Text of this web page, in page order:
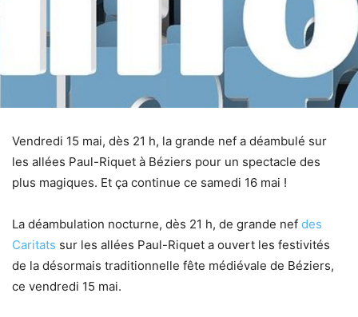
Vendredi 15 mai, dès 21 h, la grande nef a déambulé sur
les allées Paul-Riquet à Béziers pour un spectacle des
plus magiques. Et ça continue ce samedi 16 mai !
La déambulation nocturne, dès 21 h, de grande nef des
Caritats sur les allées Paul-Riquet a ouvert les festivités
de la désormais traditionnelle fête médiévale de Béziers,
ce vendredi 15 mai.